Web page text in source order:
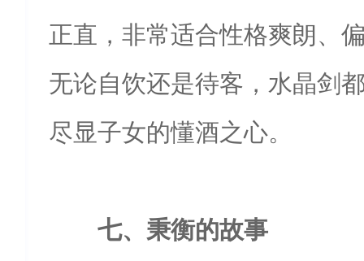
正直，非常适合性格爽朗、
无论自饮还是待客，水晶剑
尽显子女的懂酒之心。
七、秉衡的故事